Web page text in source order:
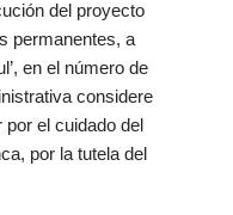
del proyecto
permanentes, a
en el número de
considere
el cuidado del
por la tutela del